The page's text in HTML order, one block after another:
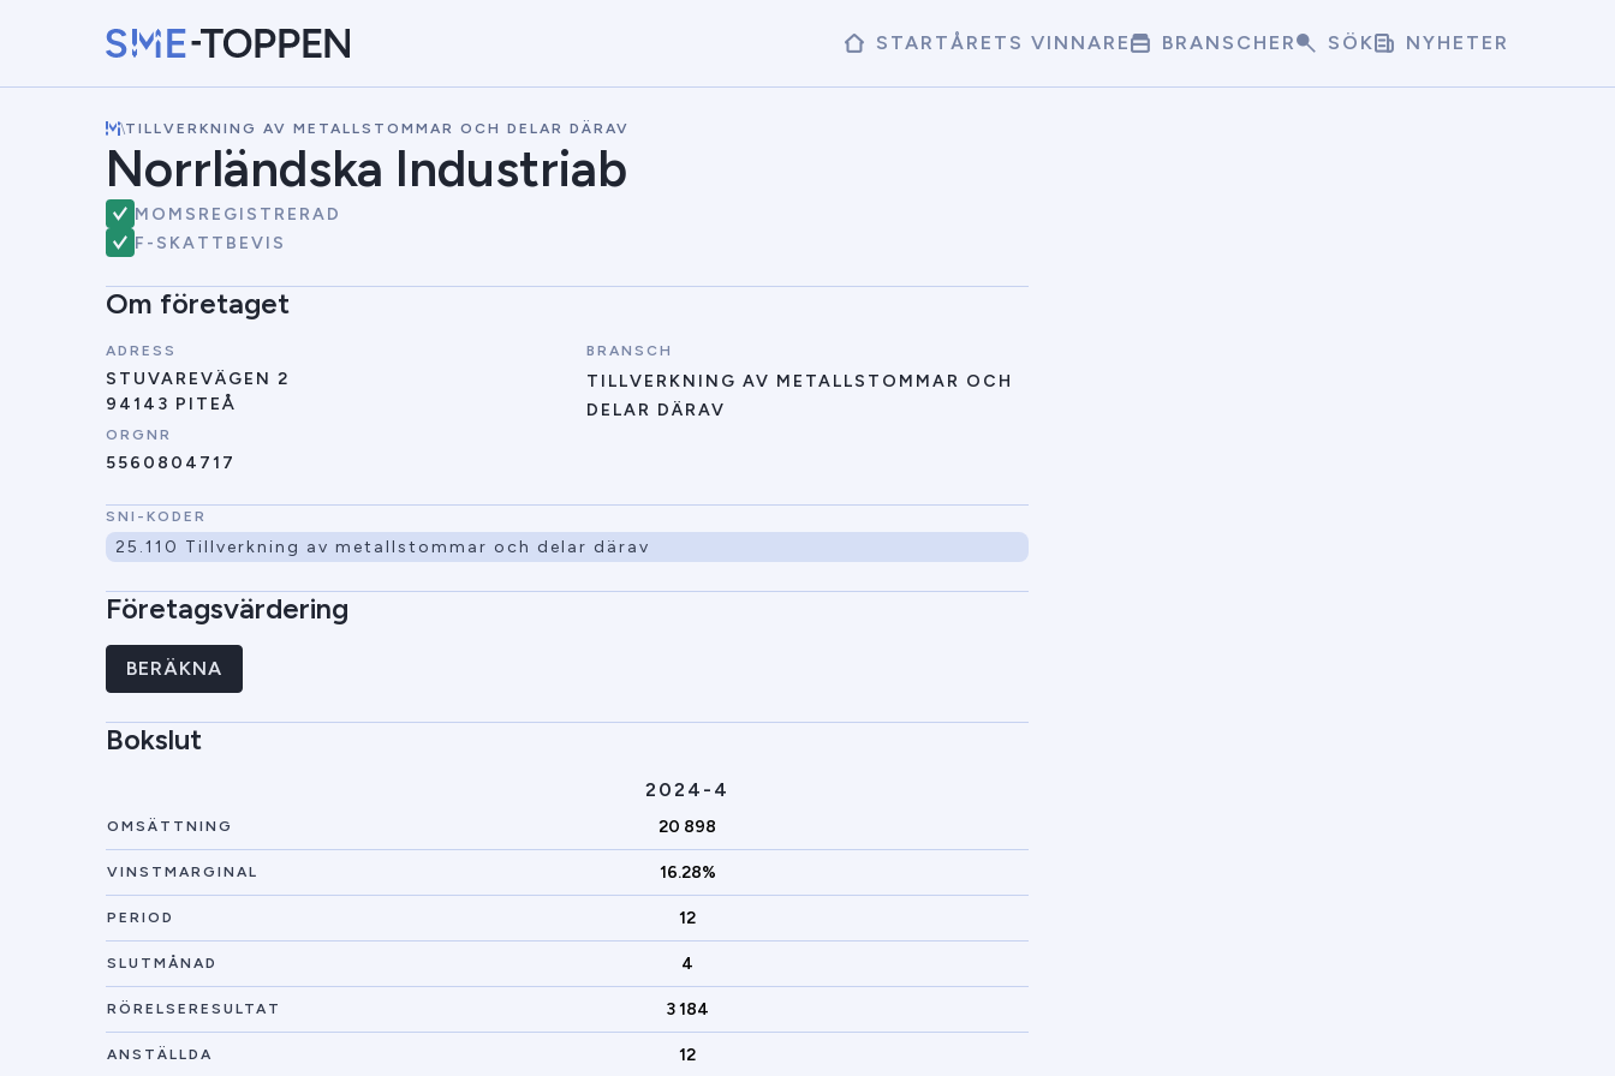
STARTÅRETS VINNARE BRANSCHER SÖK NYHETER
\TILLVERKNING AV METALLSTOMMAR OCH DELAR DÄRAV
Norrländska Industriab
MOMSREGISTRERAD
F-SKATTBEVIS
Om företaget
ADRESS
STUVAREVÄGEN 2
94143 PITEÅ
BRANSCH
TILLVERKNING AV METALLSTOMMAR OCH
DELAR DÄRAV
ORGNR
5560804717
SNI-KODER
25.110 Tillverkning av metallstommar och delar därav
Företagsvärdering
BERÄKNA
Bokslut
2024-4
OMSÄTTNING 20 898
VINSTMARGINAL 16.28%
PERIOD 12
SLUTMÅNAD 4
RÖRELSERESULTAT 3 184
ANSTÄLLDA 12